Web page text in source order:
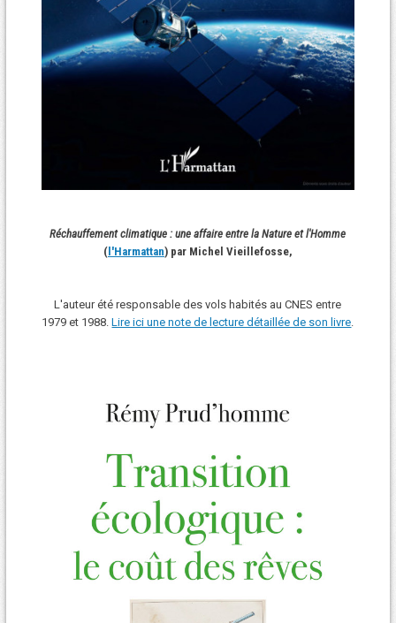
Réchauffement climatique : une affaire entre la Nature et l'Homme
(l'Harmattan) par Michel Vieillefosse,
L'auteur été responsable des vols habités au CNES entre
1979 et 1988.Lire ici une note de lecture détaillée de son livre.